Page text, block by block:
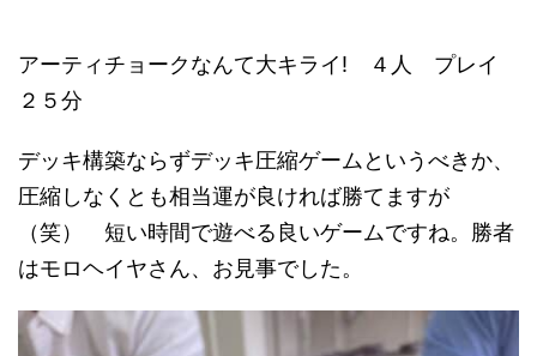
アーティチョークなんて大キライ! ４人 プレイ
２５分
デッキ構築ならずデッキ圧縮ゲームというべきか、
圧縮しなくとも相当運が良ければ勝てますが
（笑） 短い時間で遊べる良いゲームですね。勝者
はモロヘイヤさん、お見事でした。